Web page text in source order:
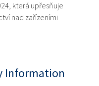
která upřesňuje
nad zařízeními
Information